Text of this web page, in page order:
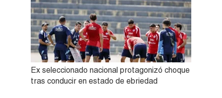
Ex seleccionado nacional protagonizó choque
tras conducir en estado de ebriedad